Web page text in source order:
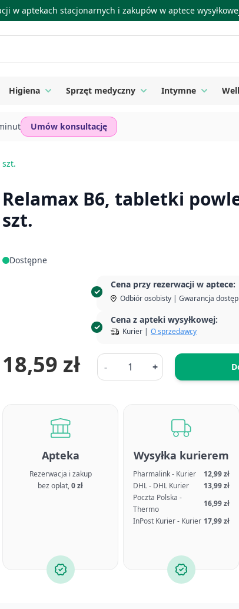
w aptekach stacjonarnych i zakupów w aptece
i dziecko
submenu for Kosmetyki
Higiena Toggle submenu for Higiena
Sprzęt medyczny Toggle submenu for
Intymne Toggle
Umów konsultację
Relamax B6, tabletki
szt.
Dostępne
Cena przy rezerwacji w aptece:
Odbiór osobisty | Gwarancja
Cena z apteki wysyłkowej:
Kurier | O sprzedawcy
18,59 zł -
Ilość
+
Apteka
Rezerwacja i zakup
bez opłat,0 zł
Wysyłka kurierem
Pharmalink - Kurier
12,99 zł
DHL - DHL Kurier
13,99 zł
Poczta Polska -
Thermo
16,99 zł
InPost Kurier - Kurier 17,99 zł